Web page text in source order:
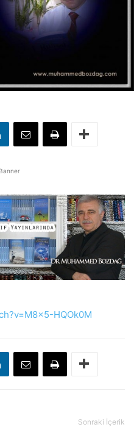
HQOk0M
Sonraki İçerik